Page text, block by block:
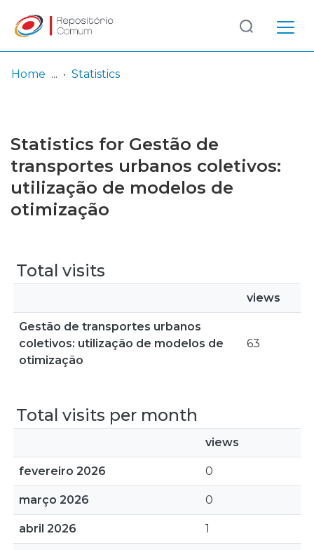
Browse repository
Entities
Log
In
(current)
Home Statistics
Statistics for Gestão de
transportes urbanos coletivos:
utilização de modelos de
otimização
Total visits
views
Gestão de transportes urbanos
coletivos: utilização de modelos de
otimização
63
Total visits per month
views
fevereiro 2026 0
março 2026 0
abril 2026 1